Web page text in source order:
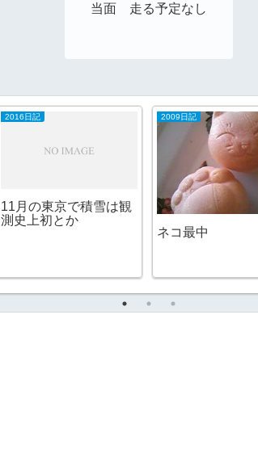
当面 走る予定なし
2016日記
11月の東京で積雪は観
測史上初とか
2009日記
ネコ最中